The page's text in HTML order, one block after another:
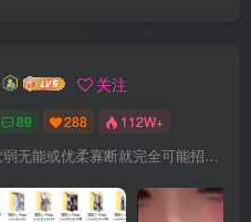
关注
89 288 112W+
一个人仅仅因为软弱无能或优柔寡断就完全可能招致痛苦